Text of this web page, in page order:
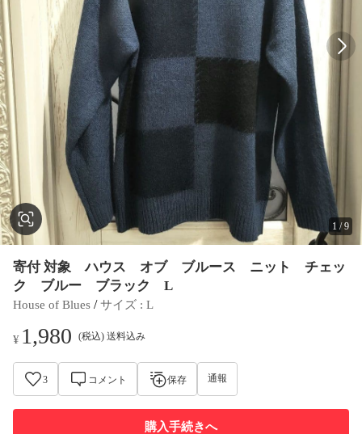
1 /9
寄付 対象 ハウス オブ ブルース ニット チェッ
ク ブルー ブラック L
House of Blues / サイズ : L
¥ 1,980 (税込) 送料込み
3 コメント 保存 通報
購入手続きへ